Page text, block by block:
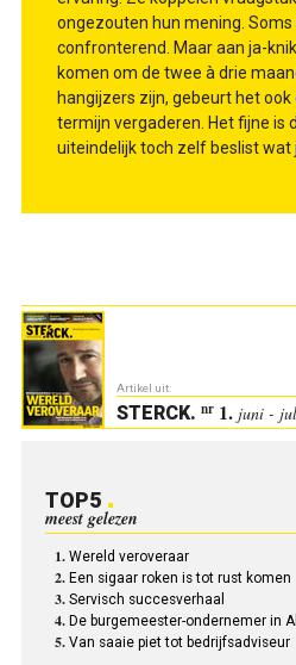
ongezouten hun mening. Soms
confronterend. Maar aan ja-
komen om de twee à drie
hangijzers zijn, gebeurt het
termijn vergaderen. Het fijne is
uiteindelijk toch zelf beslist wat
Artikel uit:
STERCK. nr1. juni -
TOP5
meest gelezen
Wereld veroveraar
Een sigaar roken is tot rust komen
Servisch succesverhaal
De burgemeester-ondernemer in
Van saaie piet tot bedrijfsadviseur